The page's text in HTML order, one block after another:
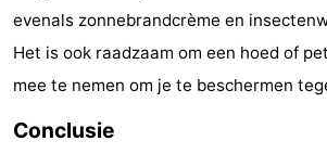
evenals zonnebrandcrème en
Het is ook raadzaam om een hoed of
mee te nemen om je te beschermen
Conclusie